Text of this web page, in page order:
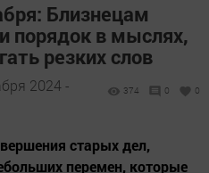
Близнецам
порядок в мыслях,
резких слов
2024 -
374 0 0
старых дел,
перемен, которые